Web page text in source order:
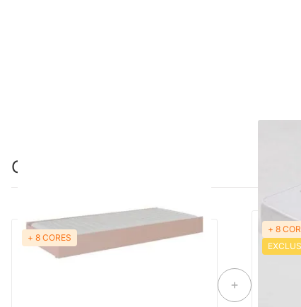
Combinação perfeita
+ 8 CORES
Cama Auxiliar Tropicando/Link/Papaya
MDF Amadeirado - Rosa Old
+ 8
Colchão